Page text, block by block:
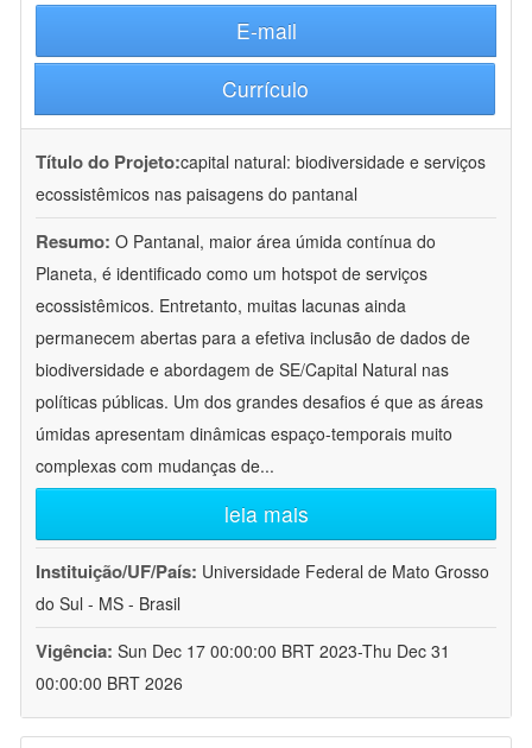
E-mail
Currículo
Título do Projeto:capital natural: biodiversidade e serviços
ecossistêmicos nas paisagens do pantanal
Resumo: O Pantanal, maior área úmida contínua do
Planeta, é identificado como um hotspot de serviços
ecossistêmicos. Entretanto, muitas lacunas ainda
permanecem abertas para a efetiva inclusão de dados de
biodiversidade e abordagem de SE/Capital Natural nas
políticas públicas. Um dos grandes desafios é que as áreas
úmidas apresentam dinâmicas espaço-temporais muito
complexas com mudanças de...
leia mais
Instituição/UF/País: Universidade Federal de Mato Grosso
do Sul - MS - Brasil
Vigência: Sun Dec 17 00:00:00 BRT 2023-Thu Dec 31
00:00:00 BRT 2026